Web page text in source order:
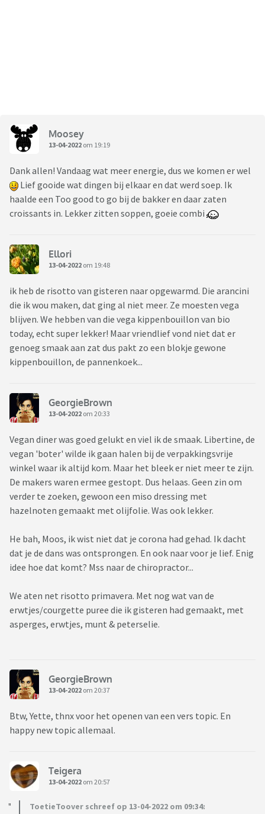
Moosey
13-04-2022 om 19:19
Dank allen! Vandaag wat meer energie, dus we komen er wel
Lief gooide wat dingen bij elkaar en dat werd soep. Ik
haalde een Too good to go bij de bakker en daar zaten
croissants in. Lekker zitten soppen, goeie combi
Ellori
13-04-2022 om 19:48
ik heb de risotto van gisteren naar opgewarmd. Die arancini
die ik wou maken, dat ging al niet meer. Ze moesten vega
blijven. We hebben van die vega kippenbouillon van bio
today, echt super lekker! Maar vriendlief vond niet dat er
genoeg smaak aan zat dus pakt zo een blokje gewone
kippenbouillon, de pannenkoek...
GeorgieBrown
13-04-2022 om 20:33
Vegan diner was goed gelukt en viel ik de smaak. Libertine, de
vegan 'boter' wilde ik gaan halen bij de verpakkingsvrije
winkel waar ik altijd kom. Maar het bleek er niet meer te zijn.
De makers waren ermee gestopt. Dus helaas. Geen zin om
verder te zoeken, gewoon een miso dressing met
hazelnoten gemaakt met olijfolie. Was ook lekker.
He bah, Moos, ik wist niet dat je corona had gehad. Ik dacht
dat je de dans was ontsprongen. En ook naar voor je lief. Enig
idee hoe dat komt? Mss naar de chiropractor...
We aten net risotto primavera. Met nog wat van de
erwtjes/courgette puree die ik gisteren had gemaakt, met
asperges, erwtjes, munt & peterselie.
GeorgieBrown
13-04-2022 om 20:37
Btw, Yette, thnx voor het openen van een vers topic. En
happy new topic allemaal.
Teigera
13-04-2022 om 20:57
ToetieToover schreef op 13-04-2022 om 09:34: